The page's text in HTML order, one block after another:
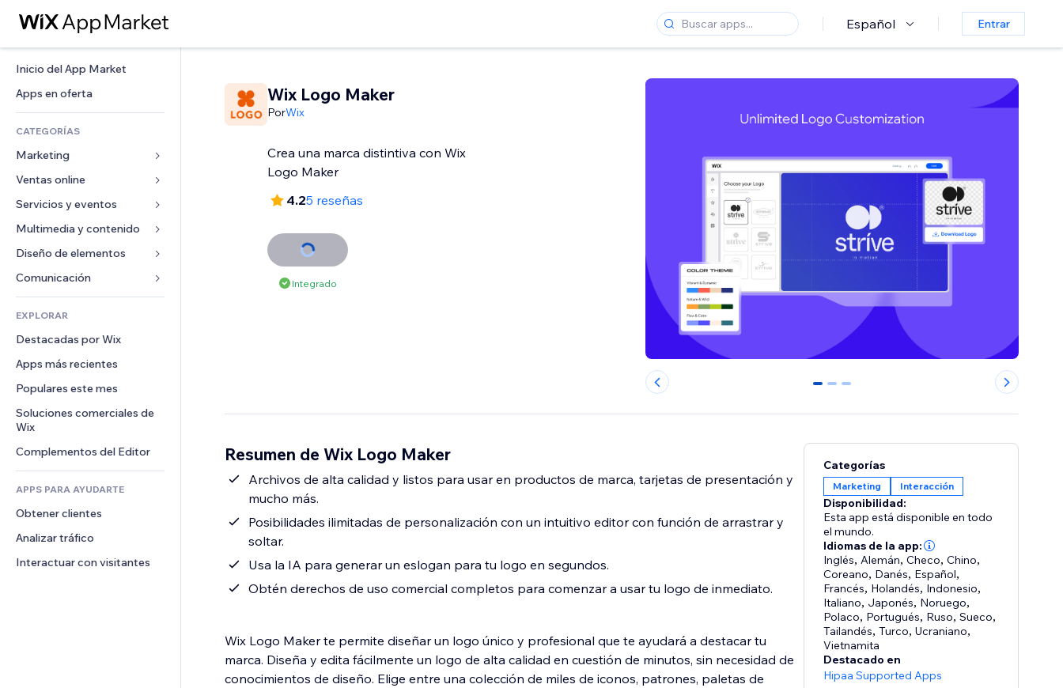
Español Entrar
Inicio del App Market
Apps en oferta
CATEGORÍAS
Marketing
Anuncios
Móvil
Analíticas
Anuncios del sitio
Email
Ventas online
Apps para tiendas
Envíos y entregas
Botones de venta
Contabilidad
Cupones y fidelización
Almacenamiento de mercancía
Crowdfunding
Alimentos y bebidas
Servicios y eventos
Hoteles
Eventos
Restaurantes
Inmobiliarias
Reservas
Multimedia y contenido
Galerías
Música
Pódcast
Fotografía
Video
PDF
Compartir archivos
Noticias
Servicios de contenido
Efectos de texto
Diseño de elementos
Mapas y navegación
Privacidad y seguridad
Reloj
Plantillas para páginas
Efectos de imágenes
Botones y menús
Banners e insignias
Calculadoras
Buscar
Formularios
Encuestas
Chat
Comentarios
Teléfono
Comunidad
Reseñas y testimonios
EXPLORAR
Destacadas por Wix
Apps más recientes
Populares este mes
Soluciones comerciales de
Wix
Complementos del Editor
APPS PARA AYUDARTE
Obtener clientes
Analizar tráfico
Interactuar con visitantes
Wix Logo Maker
PorWix
Crea una marca distintiva con Wix
Logo Maker
4.25 reseñas
Integrado
0 1 2
Resumen de Wix Logo Maker
Archivos de alta calidad y listos para usar en productos de marca, tarjetas de presentación y
mucho más.
Posibilidades ilimitadas de personalización con un intuitivo editor con función de arrastrar y
soltar.
Usa la IA para generar un eslogan para tu logo en segundos.
Obtén derechos de uso comercial completos para comenzar a usar tu logo de inmediato.
Wix Logo Maker te permite diseñar un logo único y profesional que te ayudará a destacar tu
marca. Diseña y edita fácilmente un logo de alta calidad en cuestión de minutos, sin necesidad de
conocimientos de diseño. Elige entre una colección de miles de iconos, patrones, paletas de
Categorías
Marketing Interacción
Disponibilidad:
Esta app está disponible en todo
el mundo.
Idiomas de la app:
Inglés, Alemán,Checo,Chino,
Coreano, Danés, Español,
Francés, Holandés, Indonesio,
Italiano, Japonés, Noruego,
Polaco, Portugués, Ruso,Sueco,
Tailandés,Turco,Ucraniano,
Vietnamita
Destacado en
Hipaa Supported Apps